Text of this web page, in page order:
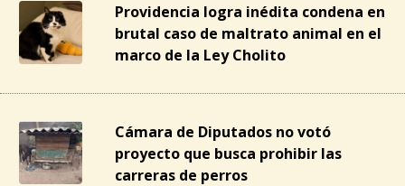
Providencia logra inédita condena en
brutal caso de maltrato animal en el
marco de la Ley Cholito
Cámara de Diputados no votó
proyecto que busca prohibir las
carreras de perros